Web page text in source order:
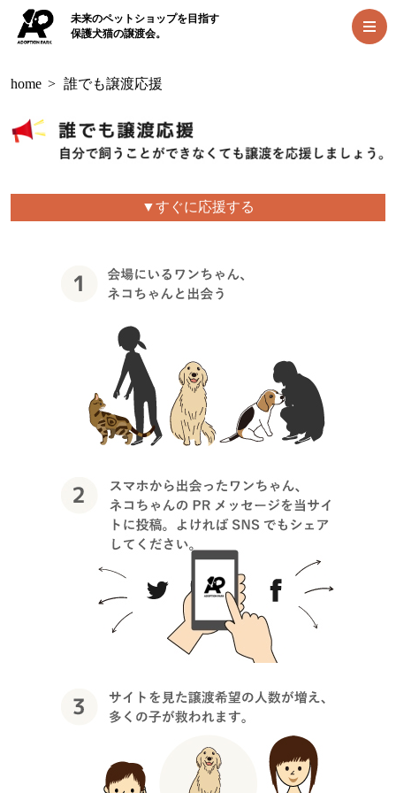
未来のペットショップを目指す
保護犬猫の譲渡会。
home > 誰でも譲渡応援
▼すぐに応援する